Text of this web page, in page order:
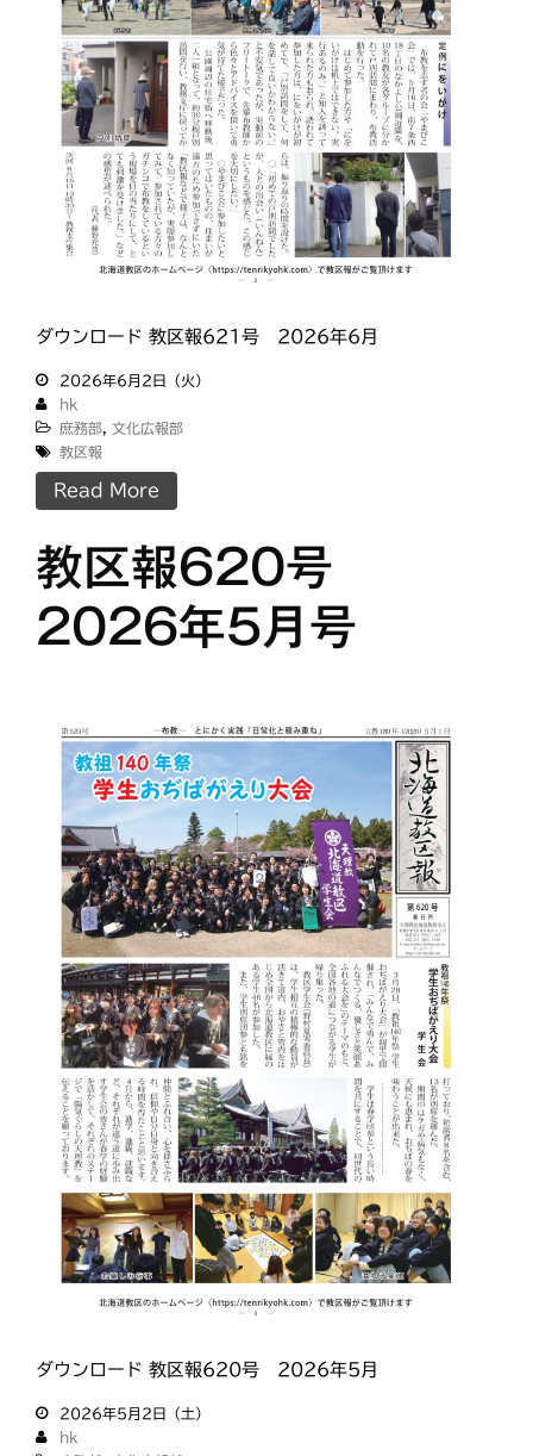
ダウンロード 教区報621号 2026年6月
2026年6月2日（火）
hk
庶務部
文化広報部
教区報
Read More
教区報620号
2026年5月号
ダウンロード 教区報620号 2026年5月
2026年5月2日（土）
hk